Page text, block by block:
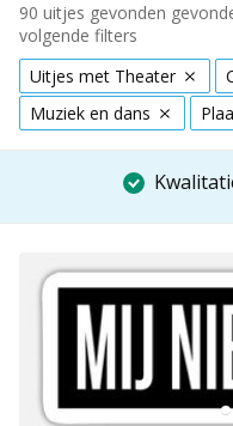
90 uitjes gevonden
volgende filters
Uitjes met Theater
Muziek en dans